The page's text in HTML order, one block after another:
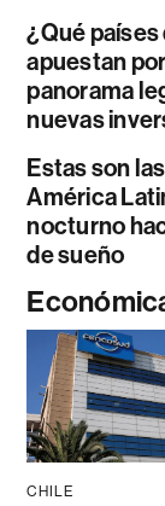
¿Qué
apuestan
panorama
nuevas
Estas son
América
nocturno
de sueño
CHILE